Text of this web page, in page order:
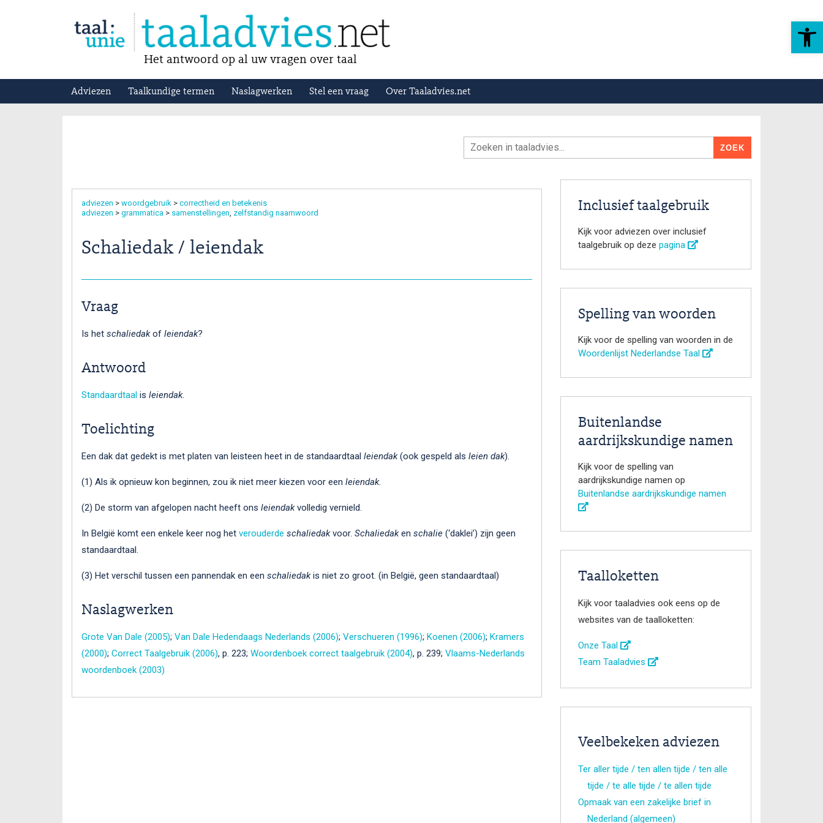
Toolbar openen
Het antwoord op al uw vragen over taal
Adviezen Taalkundige termen Naslagwerken Stel een vraag Over Taaladvies.net
adviezen > woordgebruik > correctheid en betekenis
adviezen > grammatica > samenstellingen zelfstandig naamwoord
Schaliedak / leiendak
Vraag
Is het schaliedakof leiendak?
Antwoord
Standaardtaal is leiendak.
Toelichting
Een dak dat gedekt is met platen van leisteen heet in de standaardtaal leiendak(ook gespeld als leien dak).
(1) Als ik opnieuw kon beginnen, zou ik niet meer kiezen voor een leiendak.
(2) De storm van afgelopen nacht heeft ons leiendakvolledig vernield.
In België komt een enkele keer nog het verouderde schaliedakvoor. Schaliedaken schalie (‘daklei’) zijn geen
standaardtaal.
(3) Het verschil tussen een pannendak en een schaliedakis niet zo groot. (in België, geen standaardtaal)
Naslagwerken
Grote Van Dale (2005); Van Dale Hedendaags Nederlands (2006); Verschueren (1996); Koenen (2006); Kramers
(2000); Correct Taalgebruik (2006), p. 223; Woordenboek correct taalgebruik (2004), p. 239; Vlaams-Nederlands
woordenboek (2003)
Inclusief taalgebruik
Kijk voor adviezen over inclusief
taalgebruik op deze pagina
Spelling van woorden
Kijk voor de spelling van woorden in de
Woordenlijst Nederlandse Taal
Buitenlandse
aardrijkskundige namen
Kijk voor de spelling van
aardrijkskundige namen op
Buitenlandse aardrijkskundige namen
Taalloketten
Kijk voor taaladvies ook eens op de
websites van de taalloketten:
Onze Taal
Team Taaladvies
Veelbekeken adviezen
Ter aller tijde / ten allen tijde / ten alle
tijde / te alle tijde / te allen tijde
Opmaak van een zakelijke brief in
Nederland (algemeen)